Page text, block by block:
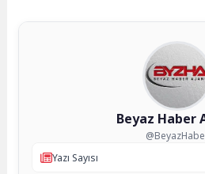
Beyaz Haber
Yazı Sayısı